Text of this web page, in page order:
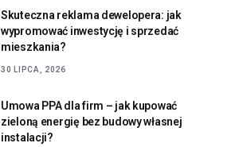
Skuteczna reklama dewelopera: jak
wypromować inwestycję i sprzedać
mieszkania?
30 LIPCA, 2026
Umowa PPA dla firm – jak kupować
zieloną energię bez budowy własnej
instalacji?